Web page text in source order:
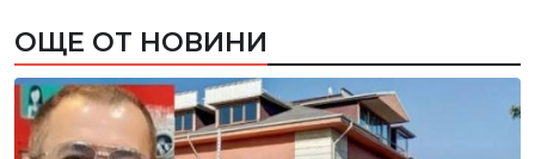
ОЩЕ ОТ НОВИНИ